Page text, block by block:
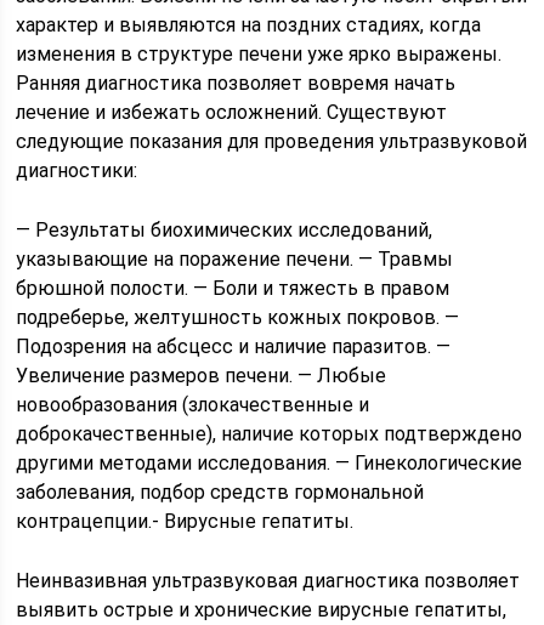
характер и выявляются на поздних стадиях, когда
изменения в структуре печени уже ярко выражены.
Ранняя диагностика позволяет вовремя начать
лечение и избежать осложнений. Существуют
следующие показания для проведения ультразвуковой
диагностики:
— Результаты биохимических исследований,
указывающие на поражение печени. — Травмы
брюшной полости. — Боли и тяжесть в правом
подреберье, желтушность кожных покровов. —
Подозрения на абсцесс и наличие паразитов. —
Увеличение размеров печени. — Любые
новообразования (злокачественные и
доброкачественные), наличие которых подтверждено
другими методами исследования. — Гинекологические
заболевания, подбор средств гормональной
контрацепции.- Вирусные гепатиты.
Неинвазивная ультразвуковая диагностика позволяет
выявить острые и хронические вирусные гепатиты,